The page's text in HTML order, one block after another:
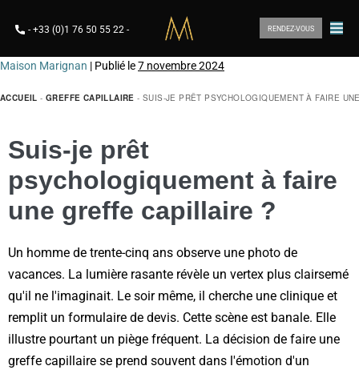
- +33 (0)1 76 50 55 22 - RENDEZ-VOUS
Maison Marignan | Publié le7 novembre 2024
ACCUEIL -GREFFE CAPILLAIRE -SUIS-JE PRÊT PSYCHOLOGIQUEMENT À FAIRE
Suis-je prêt
psychologiquement à faire
une greffe capillaire ?
Un homme de trente-cinq ans observe une photo de
vacances. La lumière rasante révèle un vertex plus clairsemé
qu'il ne l'imaginait. Le soir même, il cherche une clinique et
remplit un formulaire de devis. Cette scène est banale. Elle
illustre pourtant un piège fréquent. La décision de faire une
greffe capillaire se prend souvent dans l'émotion d'un